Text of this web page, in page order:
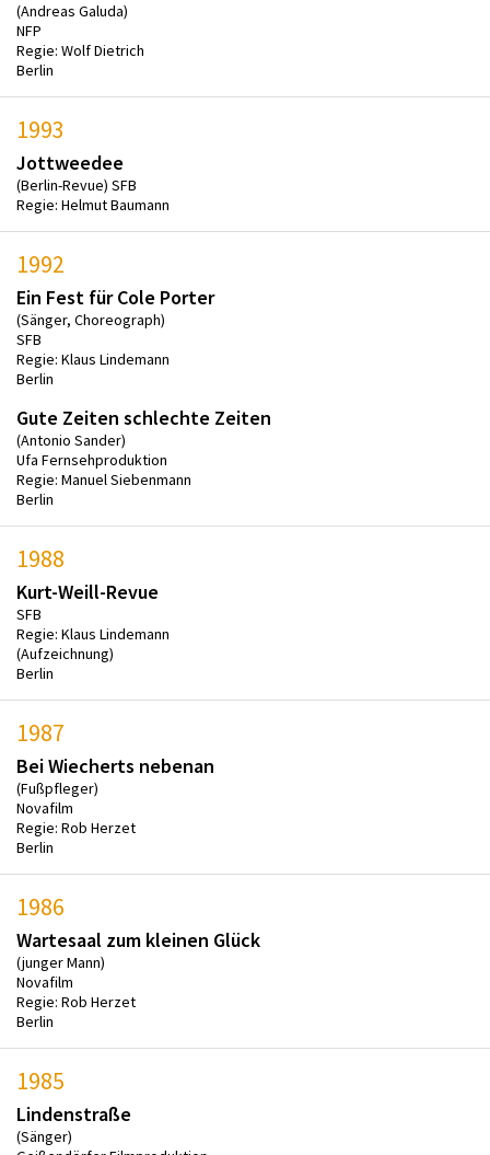
(Andreas Galuda)
NFP
Regie: Wolf Dietrich
Berlin
1993
Jottweedee
(Berlin-Revue) SFB
Regie: Helmut Baumann
1992
Ein Fest für Cole Porter
(Sänger, Choreograph)
SFB
Regie: Klaus Lindemann
Berlin
Gute Zeiten schlechte Zeiten
(Antonio Sander)
Ufa Fernsehproduktion
Regie: Manuel Siebenmann
Berlin
1988
Kurt-Weill-Revue
SFB
Regie: Klaus Lindemann
(Aufzeichnung)
Berlin
1987
Bei Wiecherts nebenan
(Fußpfleger)
Novafilm
Regie: Rob Herzet
Berlin
1986
Wartesaal zum kleinen Glück
(junger Mann)
Novafilm
Regie: Rob Herzet
Berlin
1985
Lindenstraße
(Sänger)